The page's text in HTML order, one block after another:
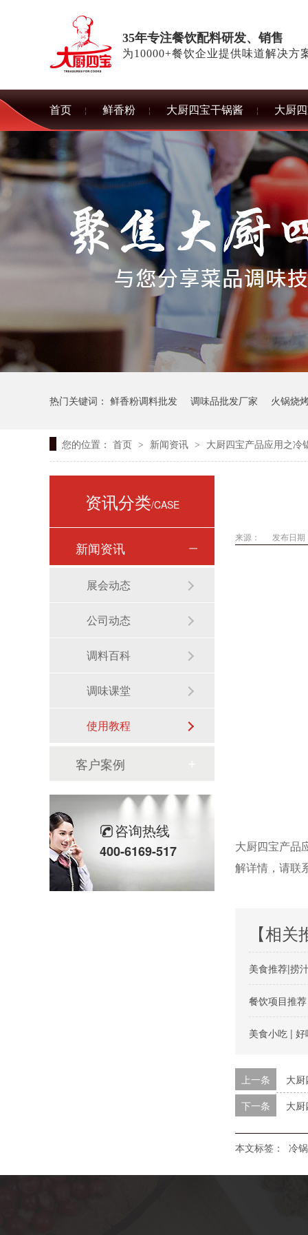
35年专注餐饮配料研发、销售
为10000+餐饮企业提供味道解决方
首页 鲜香粉 大厨四宝干锅酱 大厨
热门关键词： 鲜香粉调料批发 调味品批发厂家 火锅烧
您的位置： 首页 > 新闻资讯 > 大厨四宝产品应用之冷
来源： 发布日
大厨四宝产品
解详情，请联
【相
美食推荐|捞
餐饮项目推
美食小吃 |
上一条
大
下一条
大
本文标签： 冷
资讯分类/CASE
新闻资讯
展会动态
公司动态
调料百科
调味课堂
使用教程
客户案例
咨询热线
400-6169-517